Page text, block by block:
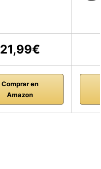
21,99€
Comprar en
Amazon